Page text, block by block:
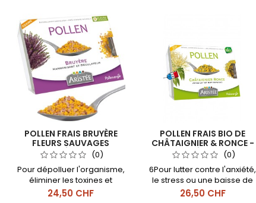
POLLEN FRAIS BRUYÈRE
FLEURS SAUVAGES
ARISTÉE 250GR
(0)
Pour dépolluer l'organisme,
éliminer les toxines et
rétablir leur équilibre acido-
Prix
24,50 CHF
POLLEN FRAIS BIO DE
CHÂTAIGNIER & RONCE -
ARISTÉE 250GR
(0)
6Pour lutter contre l'anxiété,
le stress ou une baisse de
moral. Riche en vitamine B6,
Prix
26,50 CHF